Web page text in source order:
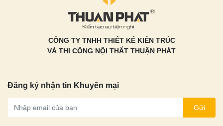
CÔNG TY TNHH THIẾT KẾ KIẾN TRÚC
VÀ THI CÔNG NỘI THẤT THUẬN PHÁT
Đăng ký nhận tin Khuyến mại
Gửi